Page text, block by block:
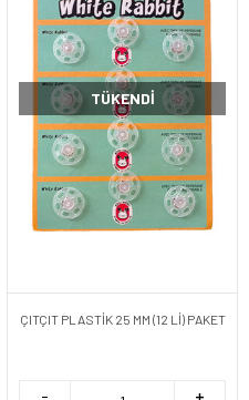
TÜKENDI
ÇITÇIT PLASTİK 25 MM (12 Lİ) PAKET